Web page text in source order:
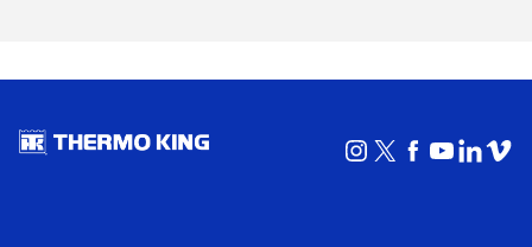
Instagram
X Facebook